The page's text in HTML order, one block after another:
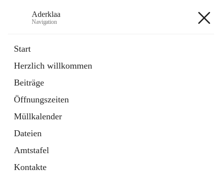
Aderklaa
Navigation
Start
Herzlich willkommen
Beiträge
Öffnungszeiten
Müllkalender
Dateien
Amtstafel
Kontakte
6 Schnellzugriffe
Gemeinde
3 Schnellzugriffe